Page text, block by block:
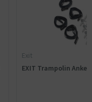
Exit
EXIT Trampolin